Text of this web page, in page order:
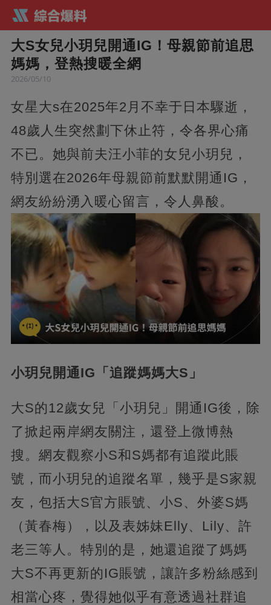
大S女兒小玥兒開通IG！母親節前追思
媽媽，登熱搜暖全網
2026/05/10
女星大s在2025年2月不幸于日本驟逝，
48歲人生突然劃下休止符，令各界心痛
不已。她與前夫汪小菲的女兒小玥兒，
特別選在2026年母親節前默默開通IG，
網友紛紛湧入暖心留言，令人鼻酸。
小玥兒開通IG「追蹤媽媽大S」
大S的12歲女兒「小玥兒」開通IG後，除
了掀起兩岸網友關注，還登上微博熱
搜。網友觀察小S和S媽都有追蹤此賬
號，而小玥兒的追蹤名單，幾乎是S家親
友，包括大S官方賬號、小S、外婆S媽
（黃春梅），以及表姊妹Elly、Lily、許
老三等人。特別的是，她還追蹤了媽媽
大S不再更新的IG賬號，讓許多粉絲感到
相當心疼，覺得她似乎有意透過社群追